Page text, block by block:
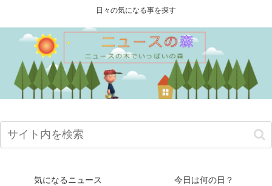
日々の気になる事を探す
気になるニュース 今日は何の日？